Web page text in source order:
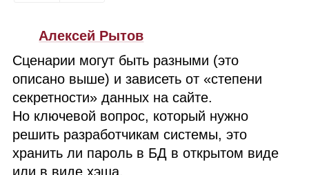
Алексей Рытов
Сценарии могут быть разными (это
описано выше) и зависеть от «степени
секретности» данных на сайте.
Но ключевой вопрос, который нужно
решить разработчикам системы, это
хранить ли пароль в БД в открытом виде
или в виде хэша.